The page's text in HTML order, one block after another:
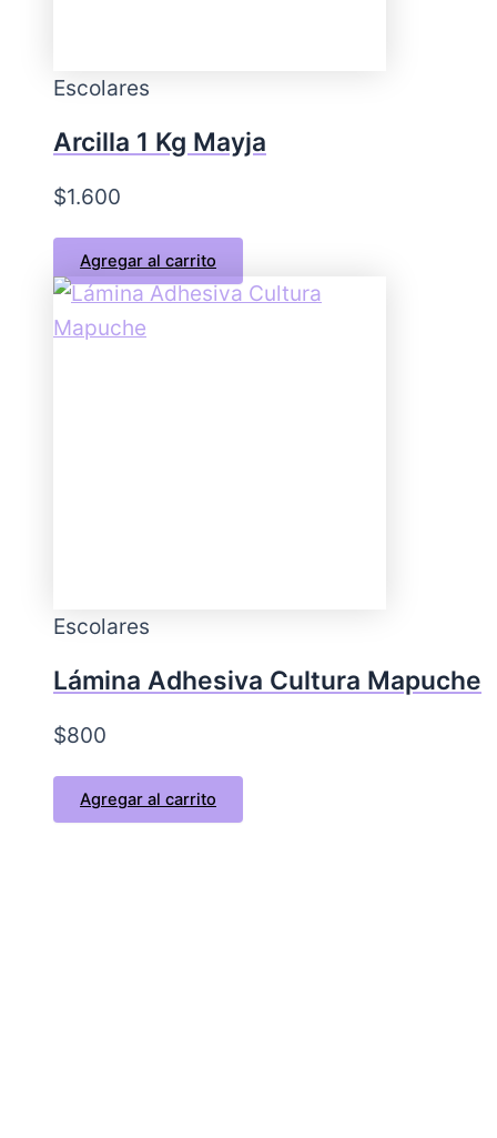
Escolares
Arcilla 1 Kg Mayja
$1.600
Agregar al carrito
Escolares
Lámina Adhesiva Cultura Mapuche
$800
Agregar al carrito